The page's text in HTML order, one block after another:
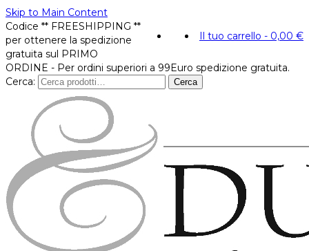
Skip to Main Content
Il tuo carrello - 0,00 €
Codice ** FREESHIPPING **
per ottenere la spedizione
gratuita sul PRIMO
ORDINE - Per ordini superiori a 99Euro spedizione gratuita.
Cerca:
Cerca